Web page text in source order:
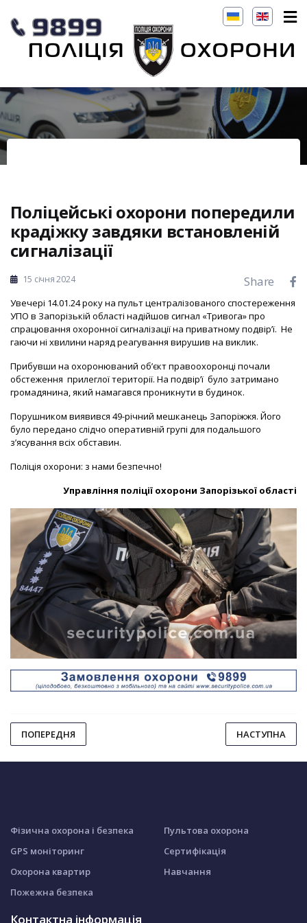
Поліцейські охорони попередили
крадіжку завдяки встановленій
сигналізації
15 січня 2024 Share
Увечері 14.01.24 року на пульт централізованого спостереження
УПО в Запорізькій області надійшов сигнал «Тривога» про
спрацювання охоронної сигналізації на приватному подвір’ї. Не
гаючи ні хвилини наряд реагування вирушив на виклик.
Прибувши на охоронюваний об’єкт правоохоронці почали
обстеження прилеглої території. На подвір’ї було затримано
громадянина, який намагався проникнути в будинок.
Порушником виявився 49-річний мешканець Запоріжжя. Його
було передано слідчо оперативній групі для подальшого
з’ясування всіх обставин.
Поліція охорони: з нами безпечно!
Управління поліції охорони Запорізької області
ПОПЕРЕДНЯ НАСТУПНА
Фізична охорона і безпека
GPS моніторинг
Охорона квартир
Пожежна безпека
Пультова охорона
Сертифікація
Навчання
Контактна інформація